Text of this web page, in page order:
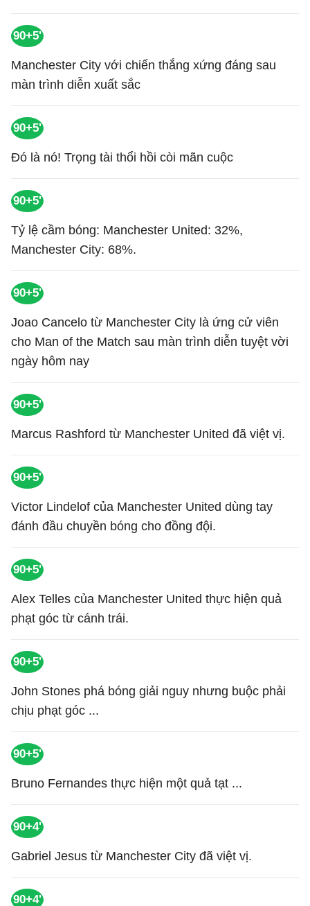
90+5'
Manchester City với chiến thắng xứng đáng sau
màn trình diễn xuất sắc
90+5'
Đó là nó! Trọng tài thổi hồi còi mãn cuộc
90+5'
Tỷ lệ cầm bóng: Manchester United: 32%,
Manchester City: 68%.
90+5'
Joao Cancelo từ Manchester City là ứng cử viên
cho Man of the Match sau màn trình diễn tuyệt vời
ngày hôm nay
90+5'
Marcus Rashford từ Manchester United đã việt vị.
90+5'
Victor Lindelof của Manchester United dùng tay
đánh đầu chuyền bóng cho đồng đội.
90+5'
Alex Telles của Manchester United thực hiện quả
phạt góc từ cánh trái.
90+5'
John Stones phá bóng giải nguy nhưng buộc phải
chịu phạt góc ...
90+5'
Bruno Fernandes thực hiện một quả tạt ...
90+4'
Gabriel Jesus từ Manchester City đã việt vị.
90+4'